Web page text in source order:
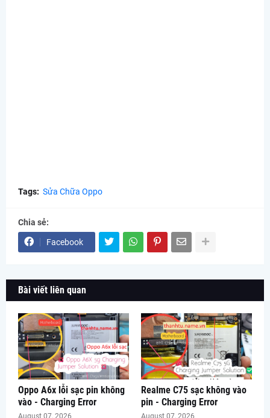
Tags: Sửa Chữa Oppo
Chia sẻ:
Facebook
Bài viết liên quan
Oppo A6x lỗi sạc pin không
vào - Charging Error
August 07, 2026
Realme C75 sạc không vào
pin - Charging Error
August 07, 2026